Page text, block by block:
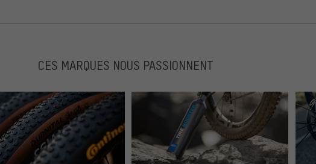
CES MARQUES NOUS PASSIONNENT